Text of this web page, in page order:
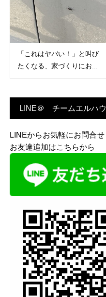
「これはヤバい！」と叫び
たくなる、家づくりにお...
LINE＠ チームエルハ
LINEからお気軽にお問合せ
お友達追加はこちらから